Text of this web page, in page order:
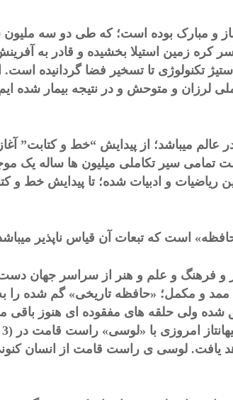
و مبارک بوده است؛ که طی دو سه ملیون
تکنولوژی تا تسخیر فضا گردانیده است.
لرزان و متوحش و در نتیجه بیمار شده
در عالم میباشد؛ از پیدایش “خط و کتابت”
سیر تکاملی میلیون ها ساله یک
ریاضیات و ادبیات شده؛ تا پیدایش خط و
است که تبعات آن قیاس ناپذیر
و فرهنگ و علم و هنر از سراسر جهان دست
و مکمل؛ «حافظه تاریخی» گم شده را
شده ولی حلقه های مفقوده ای هنوز باقی
یافت. لوسی ی راست قامت از انسان